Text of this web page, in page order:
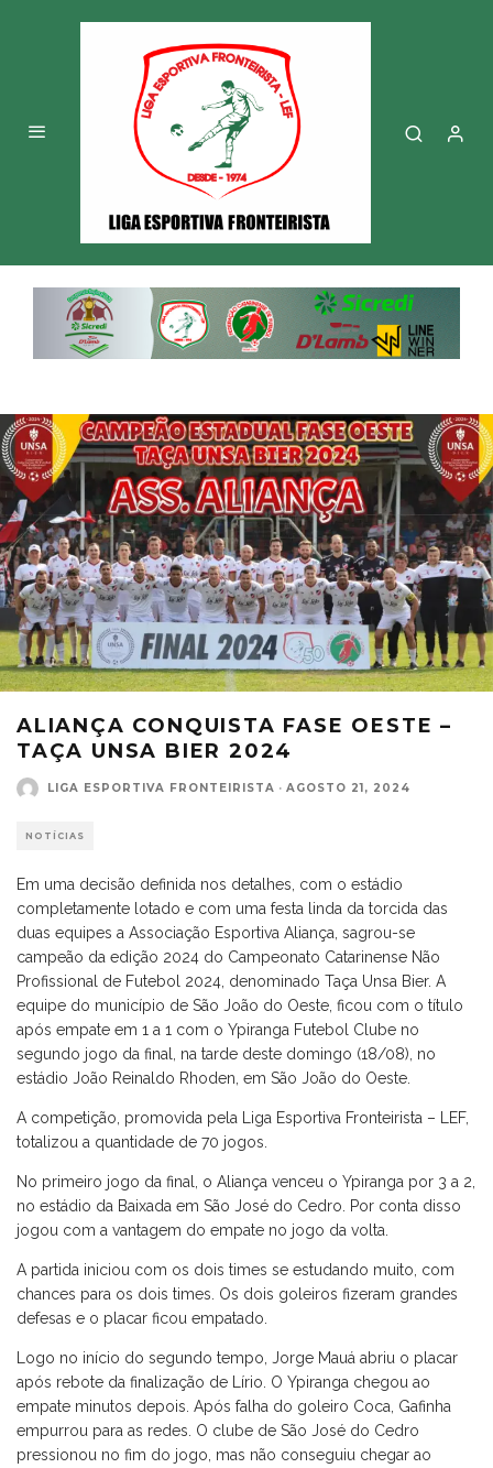
ALIANÇA CONQUISTA FASE OESTE –
TAÇA UNSA BIER 2024
LIGA ESPORTIVA FRONTEIRISTA · AGOSTO 21, 2024
NOTÍCIAS
Em uma decisão definida nos detalhes, com o estádio
completamente lotado e com uma festa linda da torcida das
duas equipes a Associação Esportiva Aliança, sagrou-se
campeão da edição 2024 do Campeonato Catarinense Não
Profissional de Futebol 2024, denominado Taça Unsa Bier. A
equipe do município de São João do Oeste, ficou com o título
após empate em 1 a 1 com o Ypiranga Futebol Clube no
segundo jogo da final, na tarde deste domingo (18/08), no
estádio João Reinaldo Rhoden, em São João do Oeste.
A competição, promovida pela Liga Esportiva Fronteirista – LEF,
totalizou a quantidade de 70 jogos.
No primeiro jogo da final, o Aliança venceu o Ypiranga por 3 a 2,
no estádio da Baixada em São José do Cedro. Por conta disso
jogou com a vantagem do empate no jogo da volta.
A partida iniciou com os dois times se estudando muito, com
chances para os dois times. Os dois goleiros fizeram grandes
defesas e o placar ficou empatado.
Logo no início do segundo tempo, Jorge Mauá abriu o placar
após rebote da finalização de Lírio. O Ypiranga chegou ao
empate minutos depois. Após falha do goleiro Coca, Gafinha
empurrou para as redes. O clube de São José do Cedro
pressionou no fim do jogo, mas não conseguiu chegar ao